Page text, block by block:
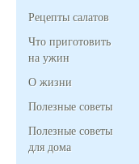
Рецепты салатов
Что приготовить
на ужин
О жизни
Полезные советы
Полезные советы
для дома